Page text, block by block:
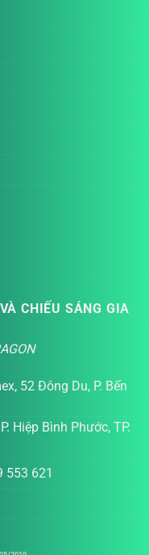
CHIẾU SÁNG GIA
52 Đông Du, P. Bến
Hiệp Bình Phước, TP.
553 621